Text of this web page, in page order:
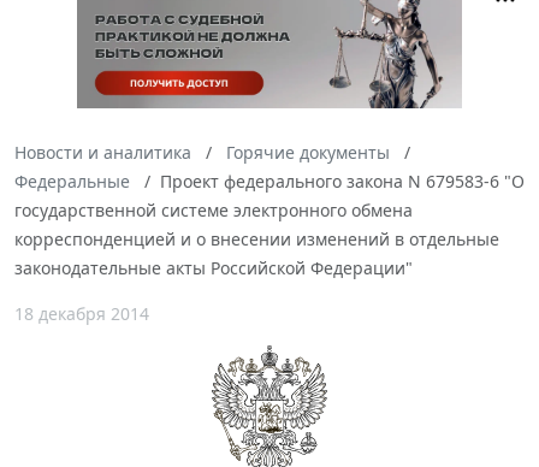
Новости и аналитика
Горячие документы
Федеральные
Проект федерального закона N 679583-6 "О
государственной системе электронного обмена
корреспонденцией и о внесении изменений в отдельные
законодательные акты Российской Федерации"
18 декабря 2014